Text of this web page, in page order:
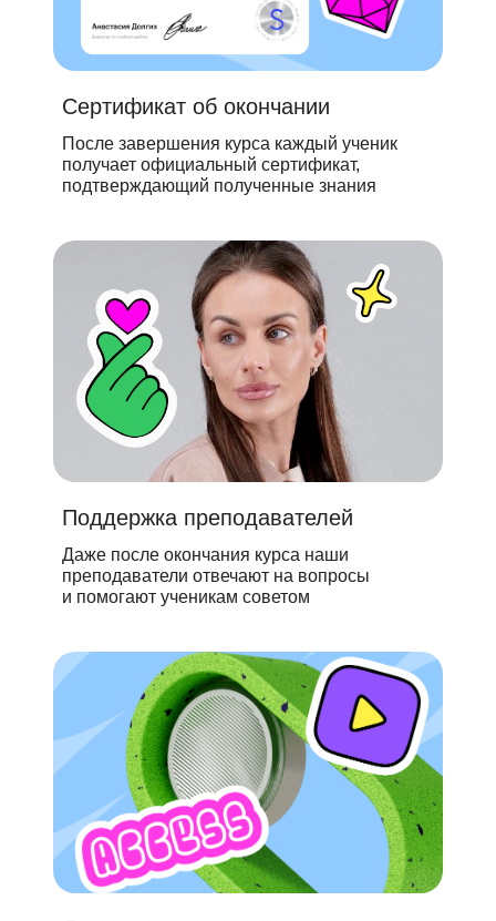
Сертификат об окончании
После завершения курса каждый ученик
получает официальный сертификат,
подтверждающий полученные знания
Поддержка преподавателей
Даже после окончания курса наши
преподаватели отвечают на вопросы
и помогают ученикам советом
позвонить нам
+7 499 647 80 68